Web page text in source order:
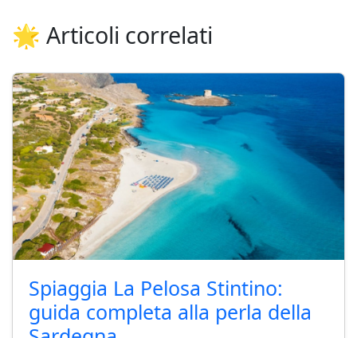
🌟 Articoli correlati
Spiaggia La Pelosa Stintino:
guida completa alla perla della